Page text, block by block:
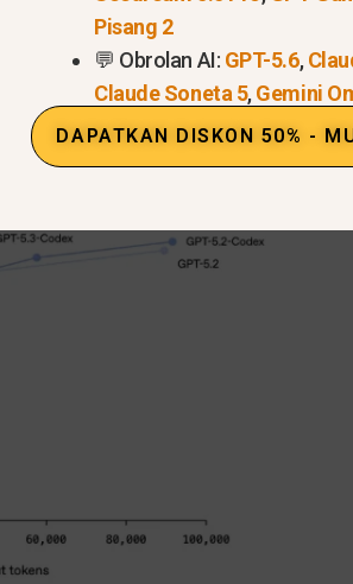
ini memeriksa apakah AI dapat
baik di SWE-Bench Pro,
Pisang 2
💬 Obrolan AI: GPT-5.6,
Claude Soneta 5,Gemini
DAPATKAN DISKON 50% -